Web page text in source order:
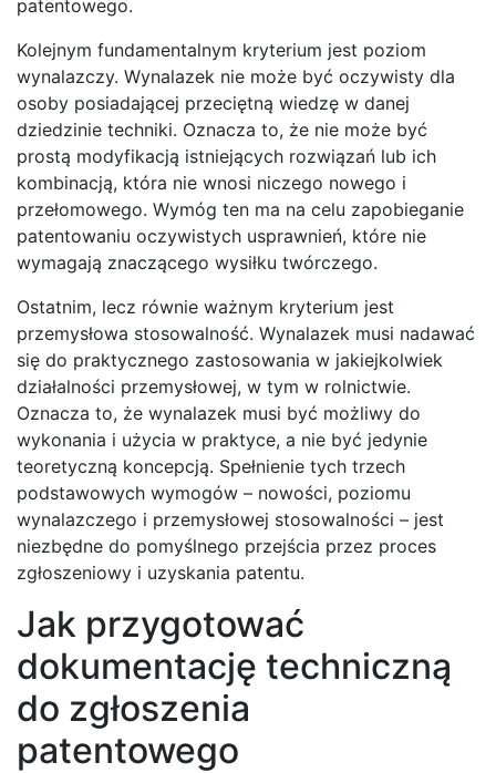
patentowego.
Kolejnym fundamentalnym kryterium jest poziom
wynalazczy. Wynalazek nie może być oczywisty dla
osoby posiadającej przeciętną wiedzę w danej
dziedzinie techniki. Oznacza to, że nie może być
prostą modyfikacją istniejących rozwiązań lub ich
kombinacją, która nie wnosi niczego nowego i
przełomowego. Wymóg ten ma na celu zapobieganie
patentowaniu oczywistych usprawnień, które nie
wymagają znaczącego wysiłku twórczego.
Ostatnim, lecz równie ważnym kryterium jest
przemysłowa stosowalność. Wynalazek musi nadawać
się do praktycznego zastosowania w jakiejkolwiek
działalności przemysłowej, w tym w rolnictwie.
Oznacza to, że wynalazek musi być możliwy do
wykonania i użycia w praktyce, a nie być jedynie
teoretyczną koncepcją. Spełnienie tych trzech
podstawowych wymogów – nowości, poziomu
wynalazczego i przemysłowej stosowalności – jest
niezbędne do pomyślnego przejścia przez proces
zgłoszeniowy i uzyskania patentu.
Jak przygotować
dokumentację techniczną
do zgłoszenia
patentowego